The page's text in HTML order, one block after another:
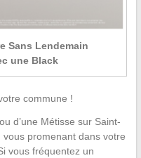
Sans Lendemain
une Black
commune !
d’une Métisse sur Saint-
promenant dans votre
vous fréquentez un